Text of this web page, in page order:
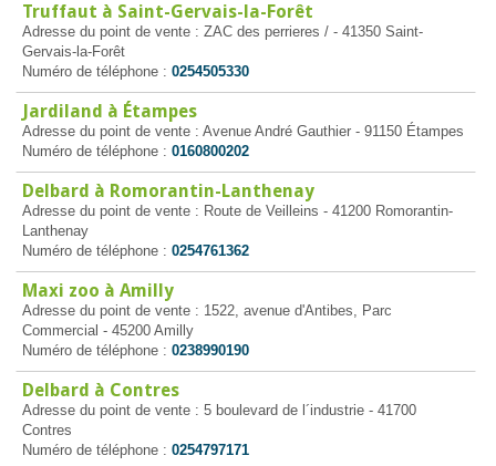
Truffaut à Saint-Gervais-la-Forêt
Adresse du point de vente : ZAC des perrieres / - 41350 Saint-
Gervais-la-Forêt
Numéro de téléphone : 0254505330
Jardiland à Étampes
Adresse du point de vente : Avenue André Gauthier - 91150 Étampes
Numéro de téléphone : 0160800202
Delbard à Romorantin-Lanthenay
Adresse du point de vente : Route de Veilleins - 41200 Romorantin-
Lanthenay
Numéro de téléphone : 0254761362
Maxi zoo à Amilly
Adresse du point de vente : 1522, avenue d'Antibes, Parc
Commercial - 45200 Amilly
Numéro de téléphone : 0238990190
Delbard à Contres
Adresse du point de vente : 5 boulevard de l´industrie - 41700
Contres
Numéro de téléphone : 0254797171